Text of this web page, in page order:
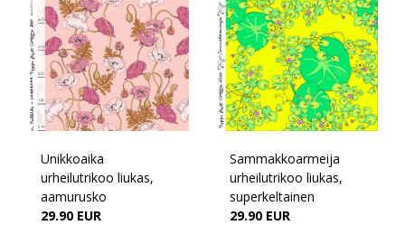
Unikkoaika
urheilutrikoo liukas,
aamurusko
29.90 EUR
Sammakkoarmeija
urheilutrikoo liukas,
superkeltainen
29.90 EUR